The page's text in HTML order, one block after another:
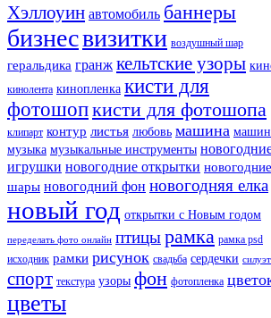
Хэллоуин автомобиль баннеры
бизнесвизитки воздушный шар
геральдика гранж кельтские узоры
кинолента кинопленка кисти для
фотошопкисти для фотошопа
клипарт контур листья любовь машина
музыка музыкальные инструменты
игрушки новогодние открытки новогодние
шары новогодний фон новогодняя елка
новый год открытки с Новым годом
переделать фото онлайн птицырамка рамка psd
исходник рамки рисунок свадьба сердечки силуэт
спорт текстура узоры фон фотопленка
цветы